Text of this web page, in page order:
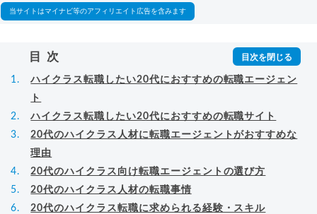
べらない転職エージェント
当サイトはマイナビ等のアフィリエイト広告を含みます
目次
ハイクラス転職したい20代におすすめの転職エージェン
ト
ハイクラス転職したい20代におすすめの転職サイト
20代のハイクラス人材に転職エージェントがおすすめな
理由
20代のハイクラス向け転職エージェントの選び方
20代のハイクラス人材の転職事情
20代のハイクラス転職に求められる経験・スキル